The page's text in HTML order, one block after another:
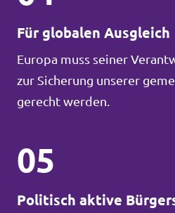
Für globalen Ausgleich
Europa muss seiner
zur Sicherung unserer
gerecht werden.
05
Politisch aktive